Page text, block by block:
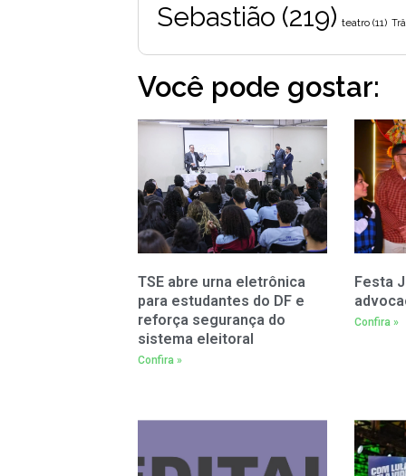
Sebastião (219) teatro (11)
Você pode gostar:
TSE abre urna eletrônica
para estudantes do DF e
reforça segurança do
sistema eleitoral
Confira »
Festa
Confira »